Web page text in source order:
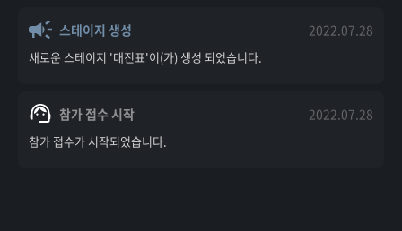
스테이지 생성 2022.07.28
새로운 스테이지 '대진표'이(가) 생성 되었습니다.
참가 접수 시작 2022.07.28
참가 접수가 시작되었습니다.